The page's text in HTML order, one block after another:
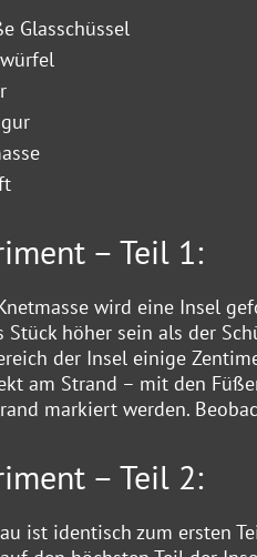
Glasschüssel
– Teil 1:
wird eine Insel
Stück höher sein als der
der Insel einige
am Strand – mit den
markiert werden.
– Teil 2:
ist identisch zum ersten